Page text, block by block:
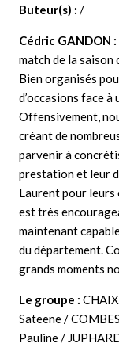
Buteur(s) : /
Cédric GANDON :
match de la saison
Bien organisés
d’occasions face
Offensivement,
créant de
parvenir à
prestation et leur
Laurent pour leurs
est très
maintenant
du département.
grands moments
Le groupe :
Sateene /
Pauline /